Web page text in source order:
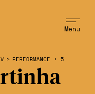
Menu
> PERFORMANCE + 5